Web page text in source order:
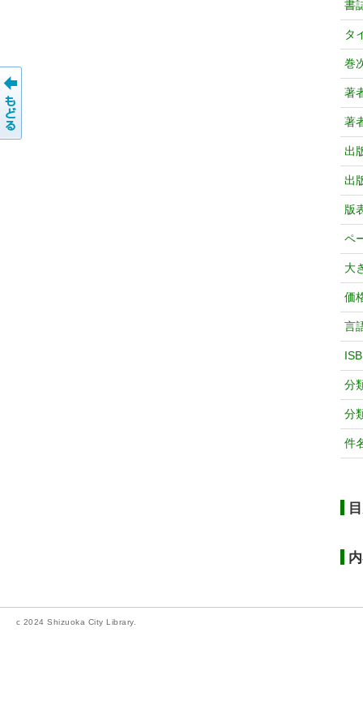
書
タ
巻
著
著
出
出
版
ペ
大
価
言
分
分
件
c 2024 Shizuoka City Library.